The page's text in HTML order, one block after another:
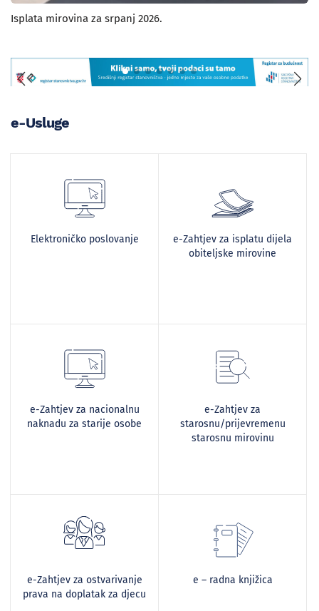
Isplata mirovina za srpanj 2026.
e-Usluge
Elektroničko poslovanje
e-Zahtjev za isplatu dijela
obiteljske mirovine
e-Zahtjev za nacionalnu
naknadu za starije osobe
e-Zahtjev za
starosnu/prijevremenu
starosnu mirovinu
e-Zahtjev za ostvarivanje
prava na doplatak za djecu
e – radna knjižica